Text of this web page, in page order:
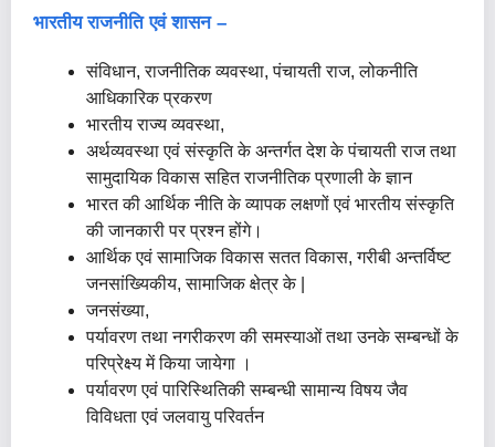
भारतीय राजनीति एवं शासन –
संविधान, राजनीतिक व्यवस्था, पंचायती राज, लोकनीति
आधिकारिक प्रकरण
भारतीय राज्य व्यवस्था,
अर्थव्यवस्था एवं संस्कृति के अन्तर्गत देश के पंचायती राज तथा
सामुदायिक विकास सहित राजनीतिक प्रणाली के ज्ञान
भारत की आर्थिक नीति के व्यापक लक्षणों एवं भारतीय संस्कृति
की जानकारी पर प्रश्न होंगे।
आर्थिक एवं सामाजिक विकास सतत विकास, गरीबी अन्तर्विष्ट
जनसांख्यिकीय, सामाजिक क्षेत्र के |
जनसंख्या,
पर्यावरण तथा नगरीकरण की समस्याओं तथा उनके सम्बन्धों के
परिप्रेक्ष्य में किया जायेगा ।
पर्यावरण एवं पारिस्थितिकी सम्बन्धी सामान्य विषय जैव
विविधता एवं जलवायु परिवर्तन